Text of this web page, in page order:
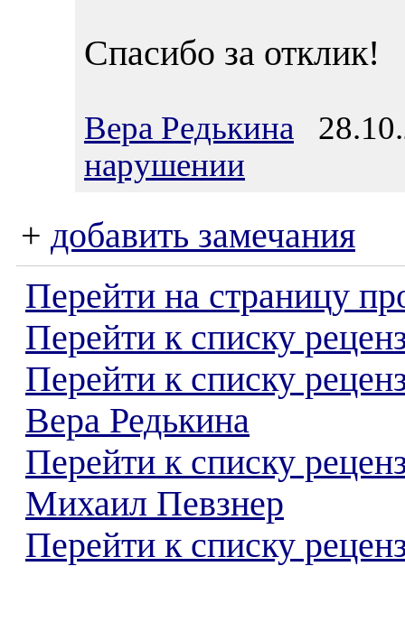
Спасибо за отклик!
Вера Редькина
нарушении
+ добавить замечания
Перейти на страницу
Перейти к списку
Перейти к списку
Вера Редькина
Перейти к списку
Михаил Певзнер
Перейти к списку